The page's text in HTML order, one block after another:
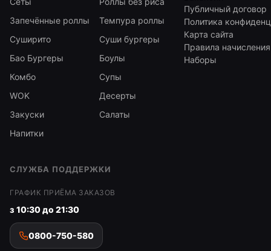
Запечённые роллы
Темпура роллы
Суширито
Суши бургеры
Бао Бургеры
Боулы
Комбо
Супы
WOK
Десерты
Закуски
Салаты
Напитки
Публичный договор
Политика
Карта сайта
Правила
Наборы
СЛУЖБА ПОДДЕРЖКИ
ГРАФИК ПРИЁМА ЗАКАЗОВ
з 10:30 до 21:30
0800-750-580